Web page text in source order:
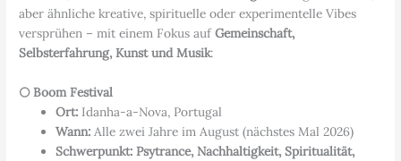
aber ähnliche kreative, spirituelle oder experimentelle Vibes
versprühen – mit einem Fokus aufGemeinschaft,
Selbsterfahrung, Kunst und Musik:
🌕 Boom Festival
Ort: Idanha-a-Nova, Portugal
Wann: Alle zwei Jahre im August (nächstes Mal 2026)
Schwerpunkt: Psytrance, Nachhaltigkeit, Spiritualität,